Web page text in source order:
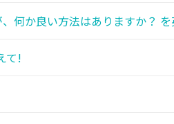
何か良い方法はありますか？
て!